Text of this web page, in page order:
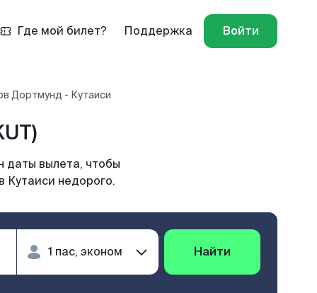
Где мой билет? Поддержка Войти
Дортмунд - Кутаиси
даты вылета, чтобы
Кутаиси недорого.
Найти